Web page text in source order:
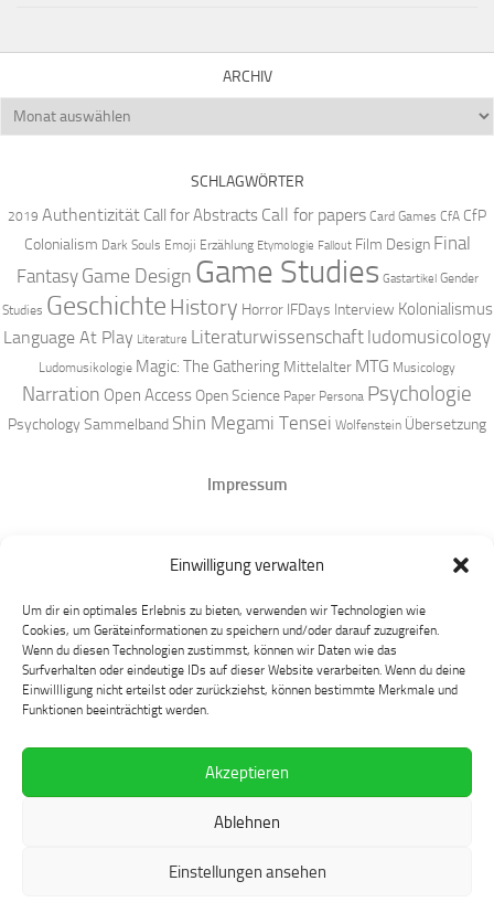
Einwilligung verwalten
Um dir ein optimales Erlebnis zu bieten, verwenden wir Technologien wie
Cookies, um Geräteinformationen zu speichern und/oder darauf zuzugreifen.
Wenn du diesen Technologien zustimmst, können wir Daten wie das
Surfverhalten oder eindeutige IDs auf dieser Website verarbeiten. Wenn du deine
Einwillligung nicht erteilst oder zurückziehst, können bestimmte Merkmale und
Funktionen beeinträchtigt werden.
Akzeptieren
Ablehnen
Einstellungen ansehen
ARCHIV
Archiv
SCHLAGWÖRTER
2019 Authentizität Call for Abstracts Call for papers Card Games CfA CfP
Colonialism Dark Souls Emoji Erzählung Etymologie Fallout Film Design Final
Fantasy Game Design Game Studies Gastartikel Gender
Studies Geschichte History Horror IFDays Interview Kolonialismus
Language At Play Literature Literaturwissenschaft ludomusicology
Ludomusikologie Magic: The Gathering Mittelalter MTG Musicology
Narration Open Access Open Science Paper Persona Psychologie
PsychologySammelband Shin Megami Tensei Wolfenstein Übersetzung
Impressum
Mastodon